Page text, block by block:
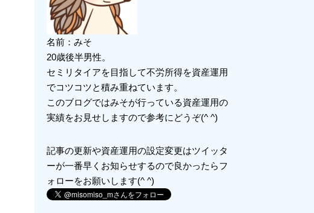
名前：みそ
20歳後半男性。
セミリタイアを目指して不労所得を資産運用
でコツコツと積み重ねています。
このブログではみそが行っている資産運用の
実績をお見せしますので参考にどうぞ(^ ^)
記事の更新や資産運用の設定変更はツイッタ
ーが一番早くお知らせするので良かったらフ
ォローをお願いします(^ ^)